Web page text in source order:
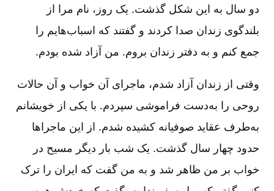
دو سال به این شکل گذشت‌. یک روز، نام مرا از
بلندگوی زندان صدا کردند و گفتند که اسباب‌هایم را
جمع کنم و به دفتر زندان بروم‌. من آزاد شده بودم‌.
وقتی از زندان آزاد شدم‌، ماجرای آن خواب و آن حالات
روحی را به‌دست فراموشی سپردم‌. با یکی از خویشانم
به‌طرف عقاید صوفیانه کشیده شدم‌. از این ماجراها
حدود چهار سال گذشت‌. یک شب بار دیگر مسیح در
خواب بر من ظاهر شد و به من گفت که ایران را ترک